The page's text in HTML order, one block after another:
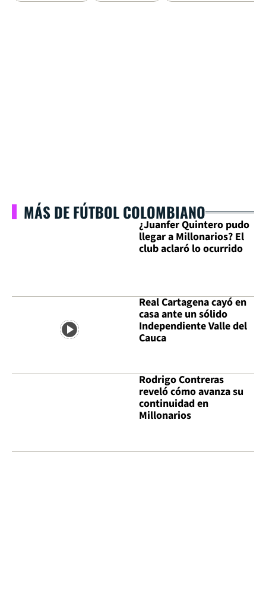
MÁS DE FÚTBOL COLOMBIANO
¿Juanfer Quintero pudo
llegar a Millonarios? El
club aclaró lo ocurrido
Real Cartagena cayó en
casa ante un sólido
Independiente Valle del
Cauca
Rodrigo Contreras
reveló cómo avanza su
continuidad en
Millonarios